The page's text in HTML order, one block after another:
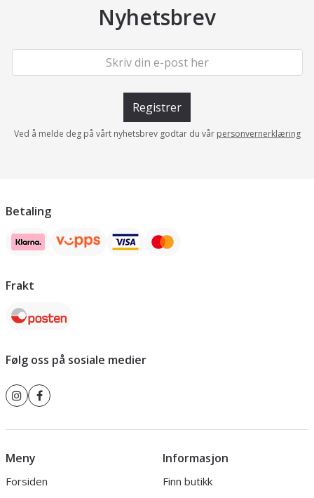
Nyhetsbrev
Registrer
Ved å melde deg på vårt nyhetsbrev godtar du vår personvernerklæring
Betaling
Frakt
Følg oss på sosiale medier
Meny
Forsiden
Informasjon
Finn butikk